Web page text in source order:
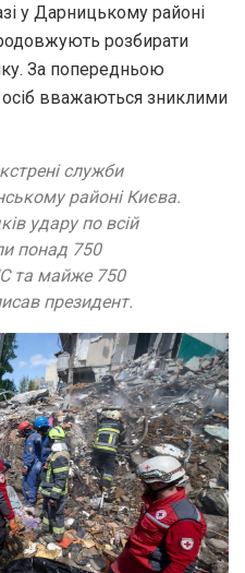
у Дарницькому районі
розбирати
За попередньою
вважаються зниклими
служби
районі Києва.
удару по всій
понад 750
та майже 750
президент.